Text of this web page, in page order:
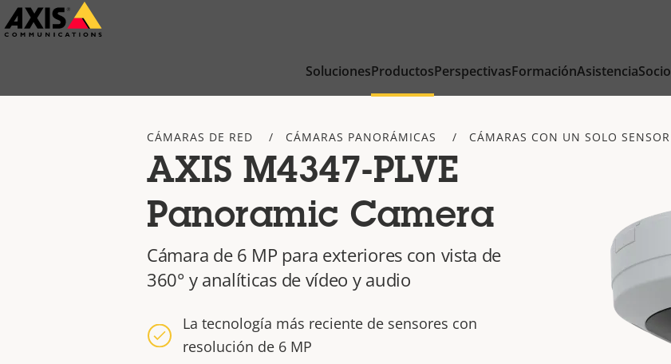
Saltar
al
SolucionesProductosPerspectivasFormaciónAsistenciaSocio
CÁMARAS DE RED CÁMARAS PANORÁMICAS CÁMARAS CON UN SOLO SENSOR
AXIS M4347-PLVE
Panoramic Camera
Cámara de 6 MP para exteriores con vista de
360° y analíticas de vídeo y audio
La tecnología más reciente de sensores con
resolución de 6 MP